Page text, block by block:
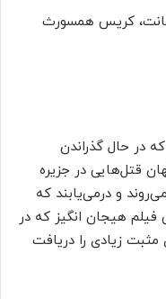
کریس همسورث
در حال گذراندن
قتل‌هایی در جزیره
و درمی‌یابند که
هیجان انگیز که در
مثبت زیادی را دریافت